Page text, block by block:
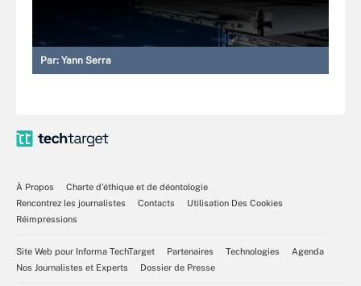
Par: Yann Serra
À Propos
Charte d’éthique et de déontologie
Rencontrez les journalistes
Contacts
Utilisation Des Cookies
Réimpressions
Site Web pour Informa TechTarget Partenaires Technologies
Agenda
Nos Journalistes et Experts
Dossier de Presse